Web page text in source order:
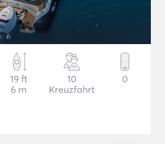
19 ft
6 m
10
Kreuzfahrt
0